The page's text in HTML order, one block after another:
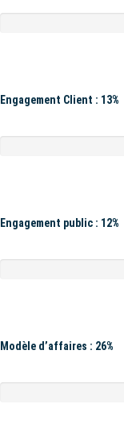
Engagement Client : 13%
Engagement public : 12%
Modèle d’affaires : 26%